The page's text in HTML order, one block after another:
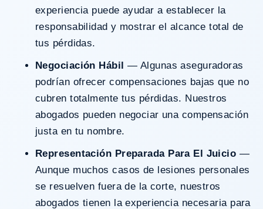
experiencia puede ayudar a establecer la
responsabilidad y mostrar el alcance total de
tus pérdidas.
Negociación Hábil — Algunas aseguradoras
podrían ofrecer compensaciones bajas que no
cubren totalmente tus pérdidas. Nuestros
abogados pueden negociar una compensación
justa en tu nombre.
Representación Preparada Para El Juicio —
Aunque muchos casos de lesiones personales
se resuelven fuera de la corte, nuestros
abogados tienen la experiencia necesaria para